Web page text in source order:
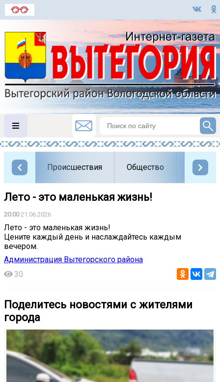
Происшествия Общество Власть
Лето - это маленькая жизнь!
20:0021.06.2026
Лето - это маленькая жизнь!
Цените каждый день и наслаждайтесь каждым
вечером.
Администрация Вытегорского района
30
Поделитесь новостями с жителями
города